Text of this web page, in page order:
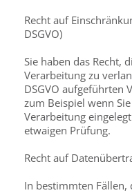
Recht auf
DSGVO)
Sie haben das Recht,
Verarbeitung zu
DSGVO aufgeführten
zum Beispiel wenn
Verarbeitung
etwaigen Prüfung.
Recht auf
In bestimmten Fällen,